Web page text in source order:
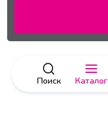
Поиск Каталог